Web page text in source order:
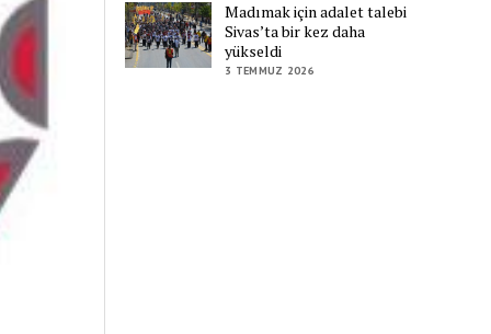
Madımak için adalet talebi
Sivas’ta bir kez daha
yükseldi
3 TEMMUZ 2026